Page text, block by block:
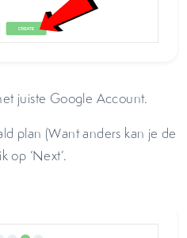
juiste Google Account.
plan (Want anders kan je de
op ‘Next’.